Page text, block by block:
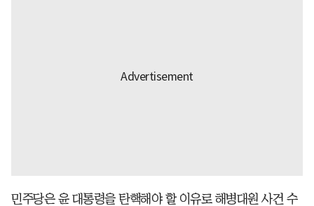
민주당은 윤 대통령을 탄핵해야 할 이유로 해병대원 사건 수